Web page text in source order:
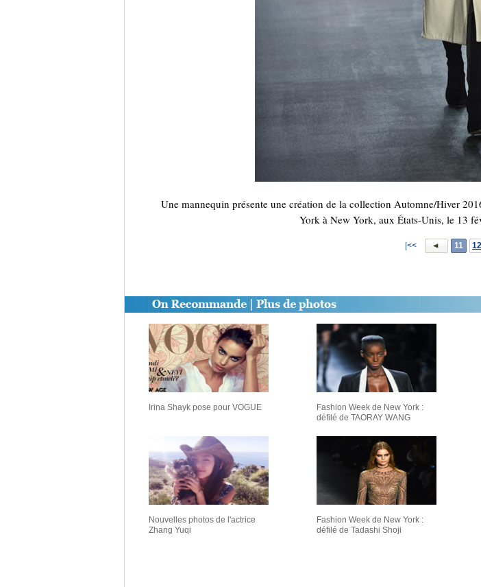
Une mannequin présente une création de la collection Automne/Hiver
York à New York, aux États-Unis, le 13
|<< 11 12
Irina Shayk pose pour VOGUE
Fashion Week de New York :
défilé de TAORAY WANG
Nouvelles photos de l'actrice
Zhang Yuqi
Fashion Week de New York :
défilé de Tadashi Shoji